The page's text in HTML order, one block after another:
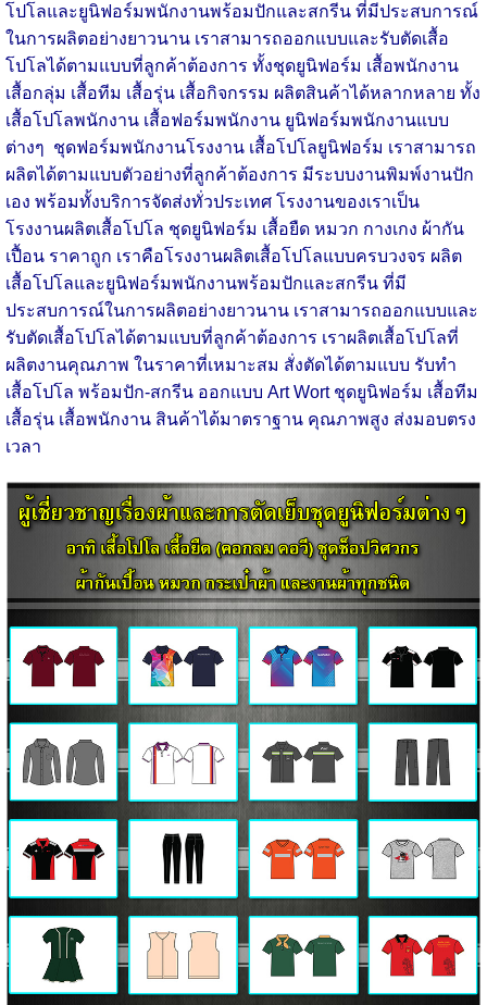
โปโลและยูนิฟอร์มพนักงานพร้อมปักและสกรีน ที่มีประสบการณ์
ในการผลิตอย่างยาวนาน เราสามารถออกแบบและรับตัดเสื้อ
โปโลได้ตามแบบที่ลูกค้าต้องการ ทั้งชุดยูนิฟอร์ม เสื้อพนักงาน
เสื้อกลุ่ม เสื้อทีม เสื้อรุ่น เสื้อกิจกรรม ผลิตสินค้าได้หลากหลาย ทั้ง
เสื้อโปโลพนักงาน เสื้อฟอร์มพนักงาน ยูนิฟอร์มพนักงานแบบ
ต่างๆ ชุดฟอร์มพนักงานโรงงาน เสื้อโปโลยูนิฟอร์ม เราสามารถ
ผลิตได้ตามแบบตัวอย่างที่ลูกค้าต้องการ มีระบบงานพิมพ์งานปัก
เอง พร้อมทั้งบริการจัดส่งทั่วประเทศ โรงงานของเราเป็น
โรงงานผลิตเสื้อโปโล ชุดยูนิฟอร์ม เสื้อยืด หมวก กางเกง ผ้ากัน
เปื้อน ราคาถูก เราคือโรงงานผลิตเสื้อโปโลแบบครบวงจร ผลิต
เสื้อโปโลและยูนิฟอร์มพนักงานพร้อมปักและสกรีน ที่มี
ประสบการณ์ในการผลิตอย่างยาวนาน เราสามารถออกแบบและ
รับตัดเสื้อโปโลได้ตามแบบที่ลูกค้าต้องการ เราผลิตเสื้อโปโลที่
ผลิตงานคุณภาพ ในราคาที่เหมาะสม สั่งตัดได้ตามแบบ รับทำ
เสื้อโปโล พร้อมปัก-สกรีน ออกแบบ Art Wort ชุดยูนิฟอร์ม เสื้อทีม
เสื้อรุ่น เสื้อพนักงาน สินค้าได้มาตราฐาน คุณภาพสูง ส่งมอบตรง
เวลา